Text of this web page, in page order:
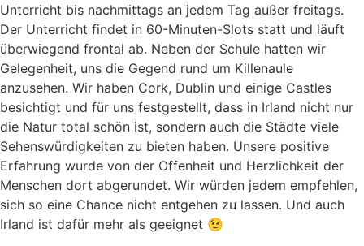
Unterricht bis nachmittags an jedem Tag außer freitags.
Der Unterricht findet in 60-Minuten-Slots statt und läuft
überwiegend frontal ab. Neben der Schule hatten wir
Gelegenheit, uns die Gegend rund um Killenaule
anzusehen. Wir haben Cork, Dublin und einige Castles
besichtigt und für uns festgestellt, dass in Irland nicht nur
die Natur total schön ist, sondern auch die Städte viele
Sehenswürdigkeiten zu bieten haben. Unsere positive
Erfahrung wurde von der Offenheit und Herzlichkeit der
Menschen dort abgerundet. Wir würden jedem empfehlen,
sich so eine Chance nicht entgehen zu lassen. Und auch
Irland ist dafür mehr als geeignet 😉